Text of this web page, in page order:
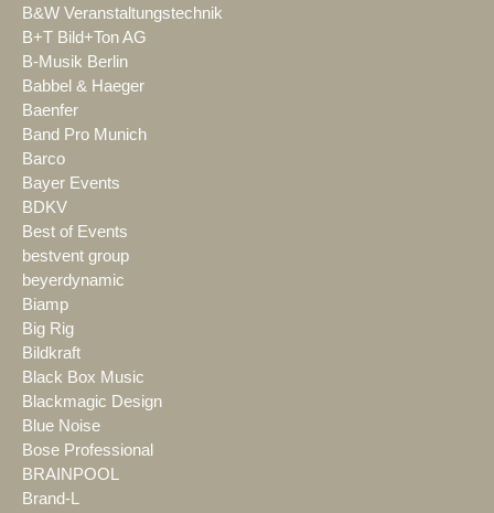
B&W Veranstaltungstechnik
B+T Bild+Ton AG
B-Musik Berlin
Babbel & Haeger
Baenfer
Band Pro Munich
Barco
Bayer Events
BDKV
Best of Events
bestvent group
beyerdynamic
Biamp
Big Rig
Bildkraft
Black Box Music
Blackmagic Design
Blue Noise
Bose Professional
BRAINPOOL
Brand-L